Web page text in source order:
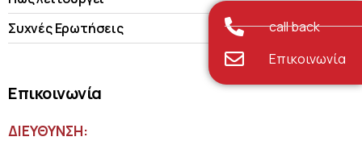
Συχνές Ερωτήσεις
Επικοινωνία
ΔΙΕΥΘΥΝΣΗ:
call back
Επικοινωνία